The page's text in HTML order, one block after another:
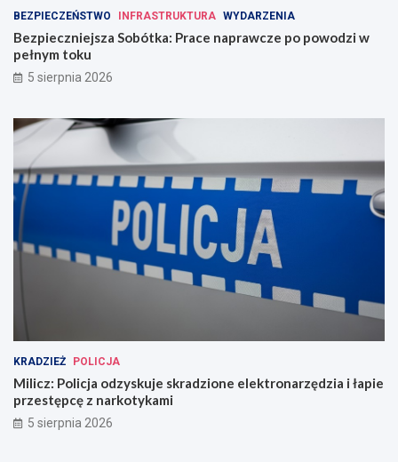
BEZPIECZEŃSTWO INFRASTRUKTURA WYDARZENIA
Bezpieczniejsza Sobótka: Prace naprawcze po powodzi w
pełnym toku
5 sierpnia 2026
KRADZIEŻ POLICJA
Milicz: Policja odzyskuje skradzione elektronarzędzia i łapie
przestępcę z narkotykami
5 sierpnia 2026